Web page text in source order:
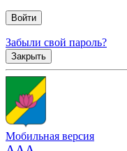
Забыли свой пароль?
Закрыть
Мобильная версия